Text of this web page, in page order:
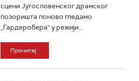
сцени Југословенског драмског
позоришта поново гледамо
„Гардеробера" у режији...
Прочитај